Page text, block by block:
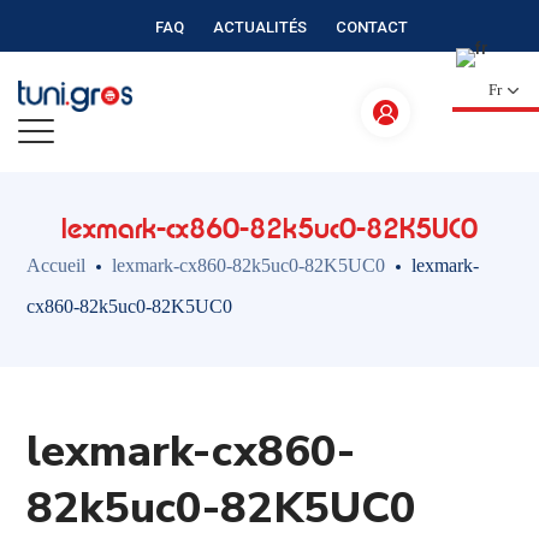
FAQ ACTUALITÉS CONTACT
Fr
lexmark-cx860-82k5uc0-82K5UC0
Accueil lexmark-cx860-82k5uc0-82K5UC0
lexmark-
cx860-82k5uc0-82K5UC0
lexmark-cx860-
82k5uc0-82K5UC0